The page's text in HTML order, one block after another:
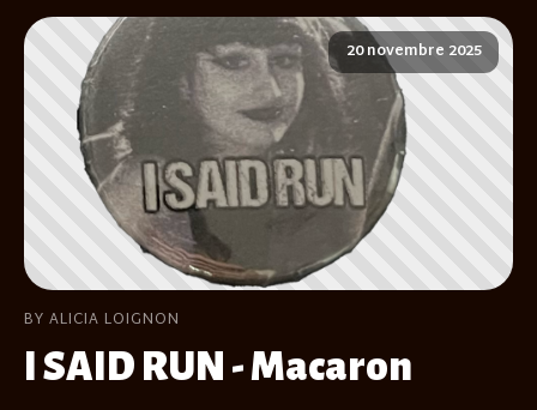
20 novembre 2025
BY ALICIA LOIGNON
I SAID RUN - Macaron